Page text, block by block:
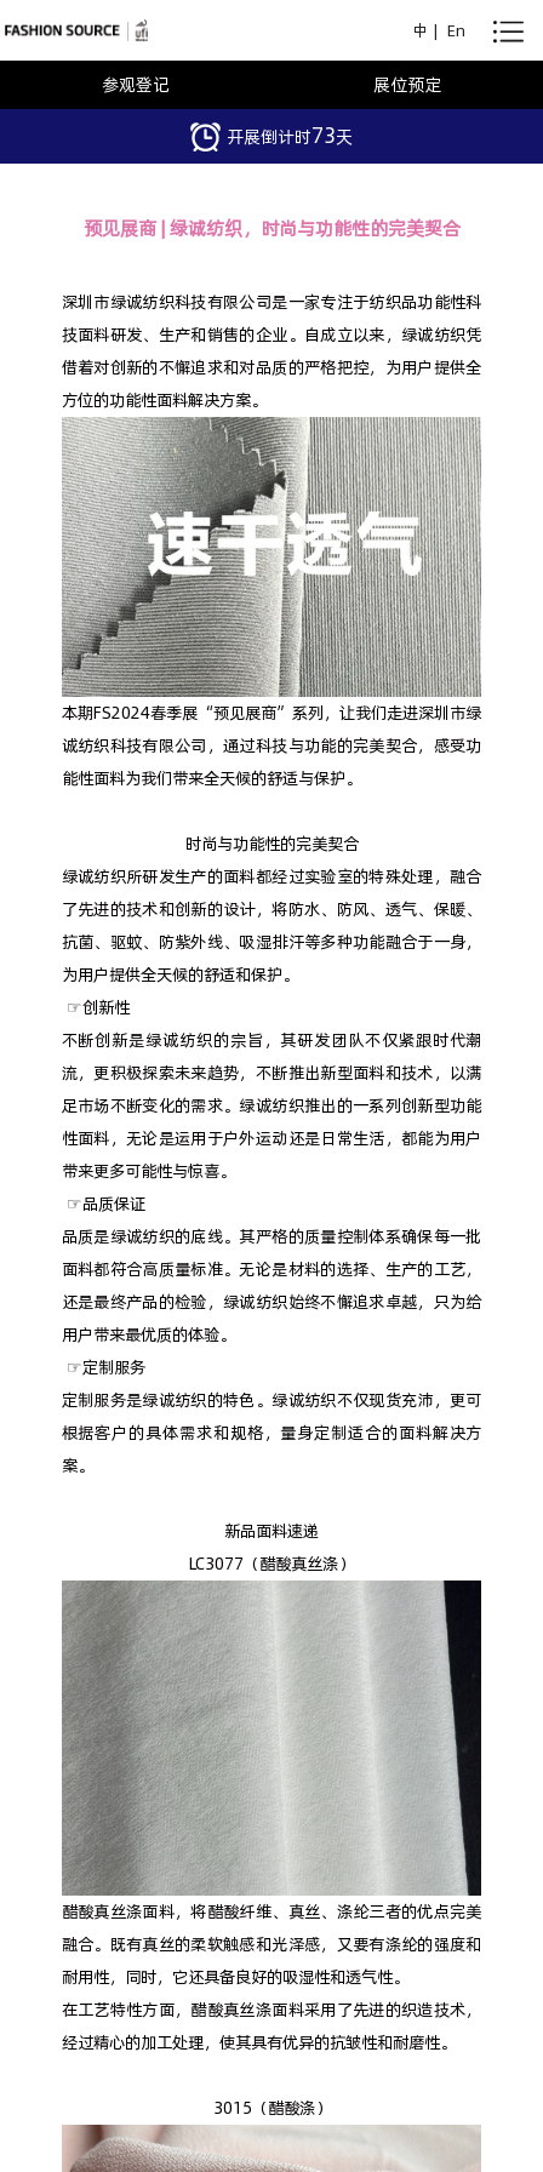
中 | En
参观登记 展位预定
开展倒计时73天
预见展商 | 绿诚纺织，时尚与功能性的完美契合
深圳市绿诚纺织科技有限公司是一家专注于纺织品功能性科
技面料研发、生产和销售的企业。自成立以来，绿诚纺织凭
借着对创新的不懈追求和对品质的严格把控，为用户提供全
方位的功能性面料解决方案。
本期FS2024春季展“预见展商”系列，让我们走进深圳市绿
诚纺织科技有限公司，通过科技与功能的完美契合，感受功
能性面料为我们带来全天候的舒适与保护。
时尚与功能性的完美契合
绿诚纺织所研发生产的面料都经过实验室的特殊处理，融合
了先进的技术和创新的设计，将防水、防风、透气、保暖、
抗菌、驱蚊、防紫外线、吸湿排汗等多种功能融合于一身，
为用户提供全天候的舒适和保护。
☞创新性
不断创新是绿诚纺织的宗旨，其研发团队不仅紧跟时代潮
流，更积极探索未来趋势，不断推出新型面料和技术，以满
足市场不断变化的需求。绿诚纺织推出的一系列创新型功能
性面料，无论是运用于户外运动还是日常生活，都能为用户
带来更多可能性与惊喜。
☞品质保证
品质是绿诚纺织的底线。其严格的质量控制体系确保每一批
面料都符合高质量标准。无论是材料的选择、生产的工艺，
还是最终产品的检验，绿诚纺织始终不懈追求卓越，只为给
用户带来最优质的体验。
☞定制服务
定制服务是绿诚纺织的特色。绿诚纺织不仅现货充沛，更可
根据客户的具体需求和规格，量身定制适合的面料解决方
案。
新品面料速递
LC3077（醋酸真丝涤）
醋酸真丝涤面料，将醋酸纤维、真丝、涤纶三者的优点完美
融合。既有真丝的柔软触感和光泽感，又要有涤纶的强度和
耐用性，同时，它还具备良好的吸湿性和透气性。
在工艺特性方面，醋酸真丝涤面料采用了先进的织造技术，
经过精心的加工处理，使其具有优异的抗皱性和耐磨性。
3015（醋酸涤）